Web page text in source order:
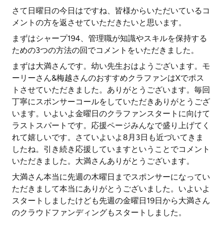
さて日曜日の今日はですね、皆様からいただいているコ
メントの方を返させていただきたいと思います。
まずはシャープ194、管理職が知識やスキルを保持する
ための3つの方法の回でコメントをいただきました。
まずは大満さんです。幼い先生おはようございます。モ
ーリーさん&梅越さんのおすすめクラファンはXでポス
トさせていただきました。ありがとうございます。毎回
丁寧にスポンサーコールをしていただきありがとうござ
います。いよいよ金曜日のクラファンスタートに向けて
ラストスパートです。応援ページみんなで盛り上げてく
れて嬉しいです。さていよいよ8月3日も近づいてきま
したね。引き続き応援していますということでコメント
いただきました。大満さんありがとうございます。
大満さん本当に先週の木曜日までスポンサーになってい
ただきまして本当にありがとうございました。いよいよ
スタートしましたけども先週の金曜日19日から大満さん
のクラウドファンディングもスタートしました。